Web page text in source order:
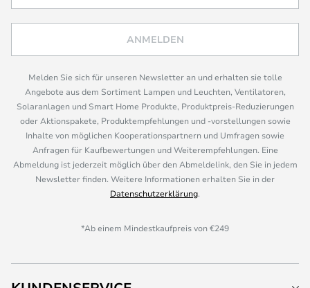
ANMELDEN
Melden Sie sich für unseren Newsletter an und erhalten sie tolle
Angebote aus dem Sortiment Lampen und Leuchten, Ventilatoren,
Solaranlagen und Smart Home Produkte, Produktpreis-Reduzierungen
oder Aktionspakete, Produktempfehlungen und -vorstellungen sowie
Inhalte von möglichen Kooperationspartnern und Umfragen sowie
Anfragen für Kaufbewertungen und Weiterempfehlungen. Eine
Abmeldung ist jederzeit möglich über den Abmeldelink, den Sie in jedem
Newsletter finden. Weitere Informationen erhalten Sie in der
Datenschutzerklärung.
*Ab einem Mindestkaufpreis von €249